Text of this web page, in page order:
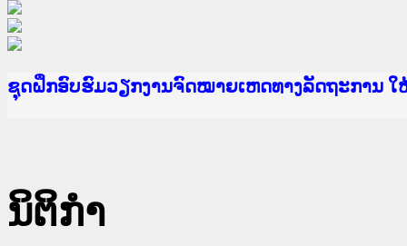
Ministry of Justice Lao PDR
ເຜີຍແຜ່ວັບໄຊຈົດໝາຍເຫດທາງລັດຖະການ ແລະ ແອັ
ກະຊວງຍຸຕິທຳ
ຊຸດຝຶກອົບຮົມວຽກງານຈົດໝາຍເຫດທາງລັດຖະການ
ກອງປະຊຸມທົບທວນຄືນການຈັດຕັ້ງປະຕິບັດວຽກງານຈົ
ຝຶກອົບຮົມ ຜູ່ປະສານງານວຽກງານຈົດໝາຍເຫດທາງລັ
ຝຶກອົບຮົມ ຜູ່ປະສານງານວຽກງານຈົດໝາຍເຫດທາງລັ
ເຜີຍແຜ່ແອັບກົດໝາຍລາວ ແລະ ເວັບໄຊຈົດໝາຍເຫດ
ເຜີຍແຜ່ແອັບກົດໝາຍລາວ ແລະ ເວັບໄຊຈົດໝາຍເຫດ
ຍົກລະດັບວຽກງານຈົດໝາຍເຫດທາງລັດຖະການໃຫ້ຜູ້
ຊຸດຝຶກອົບຮົມວຽກງານຈົດໝາຍເຫດທາງລັດຖະການ ໃ
ນິຕິກໍາ